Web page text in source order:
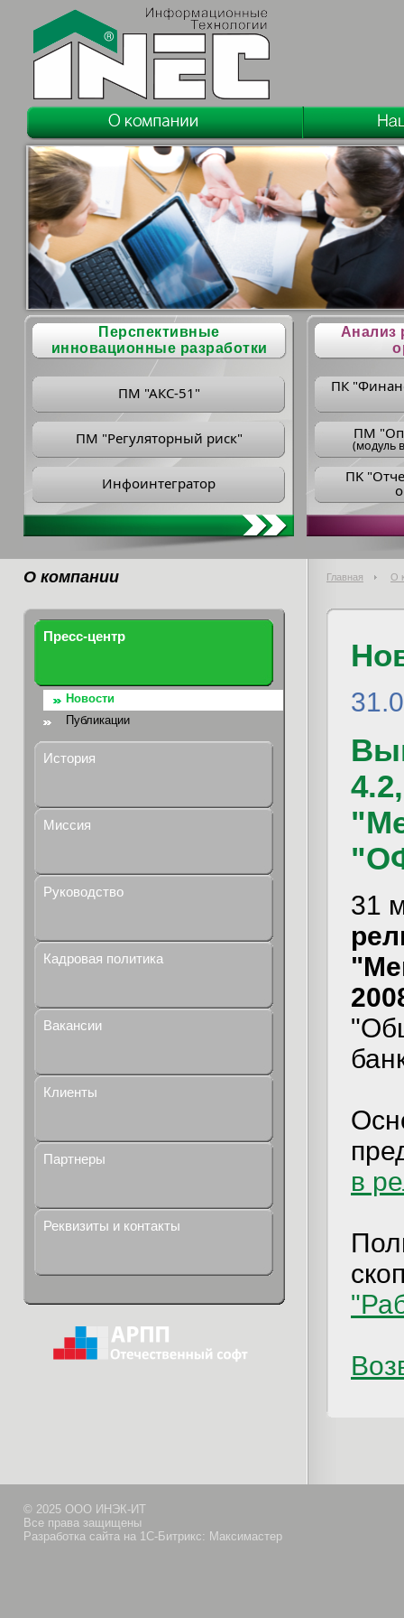
Перспективные
инновационные разработки
ПМ "АКС-51"
ПМ "Регуляторный риск"
Инфоинтегратор
Анализ
ПК
ПM
(модуль
ПK
О компании Главная О
Пресс-центр
Новости
Публикации
История
Миссия
Руководство
Кадровая политика
Вакансии
Клиенты
Партнеры
Реквизиты и контакты
31
в
© 2025 ООО ИНЭК-ИТ
Все права защищены
Разработка сайта на 1С-Битрикс: Максимастер